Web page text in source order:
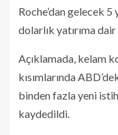
Roche’dan gelecek
dolarlık yatırıma dair
Açıklamada, kelam
kısımlarında
binden fazla yeni
kaydedildi.